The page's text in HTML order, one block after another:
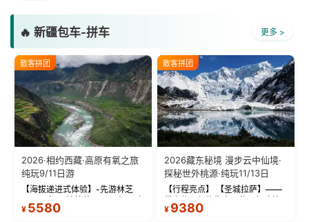
🔥 新疆包车-拼车 更多 >
散客拼团
2026·相约西藏·高原有氧之旅
纯玩9/11日游
【海拔递进式体验】-先游林芝
(2900米)再访拉萨(3650米)，亲
测 99%游客零高反 。 【贴心保
¥ 5580
散客拼团
2026藏东秘境 漫步云中仙境·
探秘世外桃源·纯玩11/13日
【行程亮点】 【圣城拉萨】——
带上信心与信仰去西藏，行吟拉
萨，感受这座城与生俱来的与众
¥ 9380